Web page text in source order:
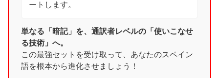
ートします。
単なる「暗記」を、通訳者レベルの「使いこなせ
る技術」へ。
この最強セットを受け取って、あなたのスペイン
語を根本から進化させましょう！